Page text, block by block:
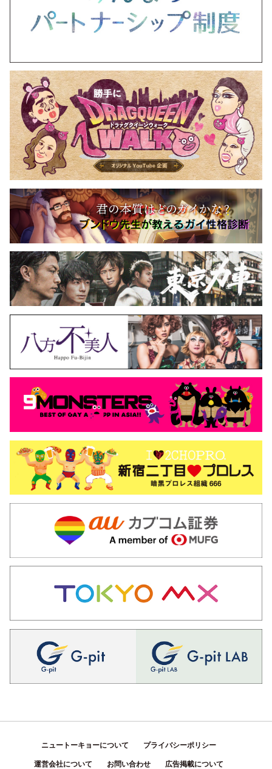
ニュートーキョーについて プライバシーポリシー
運営会社について お問い合わせ 広告掲載について